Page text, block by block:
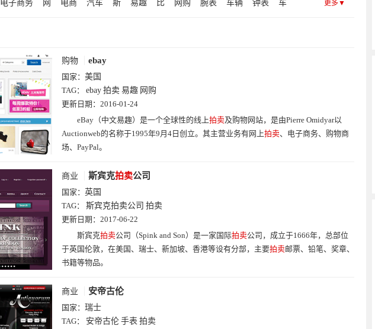
电子商务 网 电商 汽车 斯 易趣 比 网购 腕表 车辆 钟表
车
更多▼
购物 ebay
国家： 美国
TAG： ebay 拍卖 易趣 网购
更新日期： 2016-01-24
eBay（中文易趣）是一个全球性的线上拍卖及购物网站，是由Pierre Omidyar以
Auctionweb的名称于1995年9月4日创立。其主营业务有网上拍卖、电子商务、购物商
场、PayPal。
商业 斯宾克拍卖公司
国家： 英国
TAG： 斯宾克拍卖公司 拍卖
更新日期： 2017-06-22
斯宾克拍卖公司（Spink and Son）是一家国际拍卖公司，成立于1666年，总部位
于英国伦敦，在美国、瑞士、新加坡、香港等设有分部，主要拍卖邮票、铅笔、奖章、
书籍等物品。
商业 安帝古伦
国家： 瑞士
TAG： 安帝古伦 手表 拍卖